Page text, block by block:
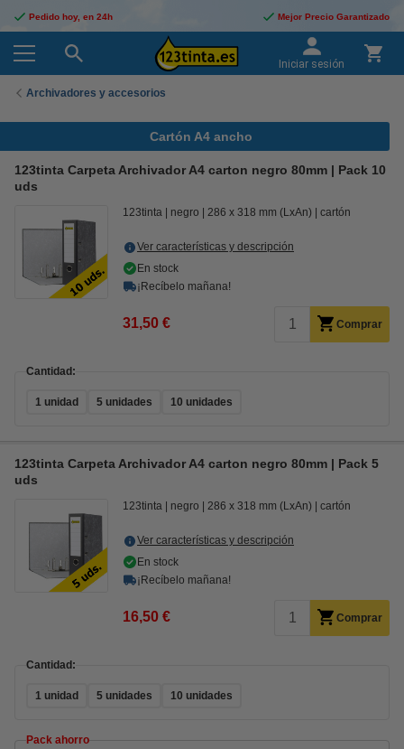
Pedido hoy, en 24h Mejor Precio Garantizado
Iniciar sesión
Archivadores y accesorios
Cartón A4 ancho
123tinta Carpeta Archivador A4 carton negro 80mm | Pack 10
uds
123tinta negro 286 x 318 mm (LxAn) cartón
Ver características y descripción
En stock
¡Recíbelo mañana!
31,50 € Comprar
Cantidad:
1 unidad 5 unidades 10 unidades
123tinta Carpeta Archivador A4 carton negro 80mm | Pack 5
uds
123tinta negro 286 x 318 mm (LxAn) cartón
Ver características y descripción
En stock
¡Recíbelo mañana!
16,50 € Comprar
Cantidad:
1 unidad 5 unidades 10 unidades
Pack ahorro